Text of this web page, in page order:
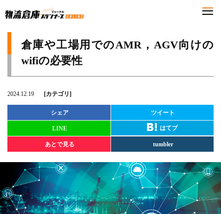
倉庫や工場用でのAMR，AGV向けの
wifiの必要性
2024.12.19 [カテゴリ]
シェア ツイート
LINE はてブ
あとで見る tumbler